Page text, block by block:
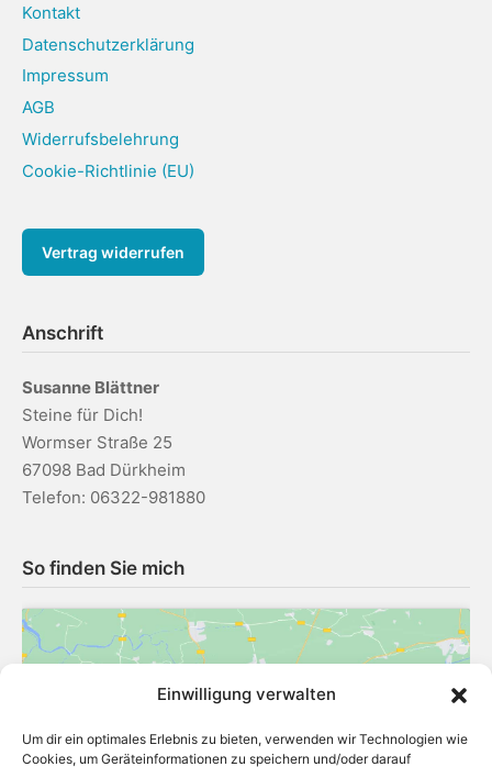
Einwilligung verwalten
Um dir ein optimales Erlebnis zu bieten, verwenden wir Technologien wie
Cookies, um Geräteinformationen zu speichern und/oder darauf
Kontakt
Datenschutzerklärung
Impressum
AGB
Widerrufsbelehrung
Cookie-Richtlinie (EU)
Vertrag widerrufen
Anschrift
Susanne Blättner
Steine für Dich!
Wormser Straße 25
67098 Bad Dürkheim
Telefon: 06322-981880
So finden Sie mich
Klicke hier, um Marketing-Cookies zu